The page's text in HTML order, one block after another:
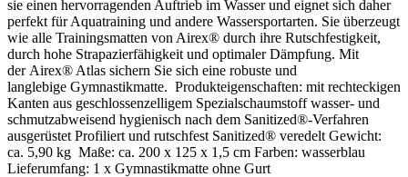
sie einen hervorragenden Auftrieb im Wasser und eignet sich daher
perfekt für Aquatraining und andere Wassersportarten. Sie überzeugt
wie alle Trainingsmatten von Airex® durch ihre Rutschfestigkeit,
durch hohe Strapazierfähigkeit und optimaler Dämpfung. Mit
der Airex® Atlas sichern Sie sich eine robuste und
langlebige Gymnastikmatte. Produkteigenschaften: mit rechteckigen
Kanten aus geschlossenzelligem Spezialschaumstoff wasser- und
schmutzabweisend hygienisch nach dem Sanitized®-Verfahren
ausgerüstet Profiliert und rutschfest Sanitized® veredelt Gewicht:
ca. 5,90 kg Maße: ca. 200 x 125 x 1,5 cm Farben: wasserblau
Lieferumfang: 1 x Gymnastikmatte ohne Gurt